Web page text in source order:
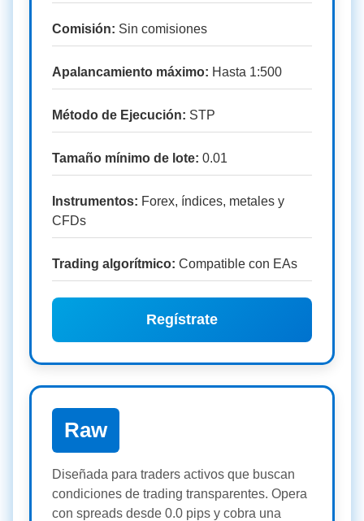
Comisión: Sin comisiones
Apalancamiento máximo: Hasta 1:500
Método de Ejecución: STP
Tamaño mínimo de lote: 0.01
Instrumentos: Forex, índices, metales y
CFDs
Trading algorítmico: Compatible con EAs
Regístrate
Raw
Diseñada para traders activos que buscan
condiciones de trading transparentes. Opera
con spreads desde 0.0 pips y cobra una